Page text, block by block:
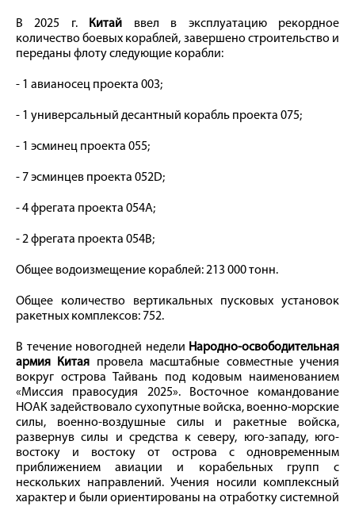
В 2025 г. Китай ввел в эксплуатацию рекордное
количество боевых кораблей, завершено строительство и
переданы флоту следующие корабли:
- 1 авианосец проекта 003;
- 1 универсальный десантный корабль проекта 075;
- 1 эсминец проекта 055;
- 7 эсминцев проекта 052D;
- 4 фрегата проекта 054A;
- 2 фрегата проекта 054B;
Общее водоизмещение кораблей: 213 000 тонн.
Общее количество вертикальных пусковых установок
ракетных комплексов: 752.
В течение новогодней недели Народно-освободительная
армия Китая провела масштабные совместные учения
вокруг острова Тайвань под кодовым наименованием
«Миссия правосудия 2025». Восточное командование
НОАК задействовало сухопутные войска, военно-морские
силы, военно-воздушные силы и ракетные войска,
развернув силы и средства к северу, юго-западу, юго-
востоку и востоку от острова с одновременным
приближением авиации и корабельных групп с
нескольких направлений. Учения носили комплексный
характер и были ориентированы на отработку системной